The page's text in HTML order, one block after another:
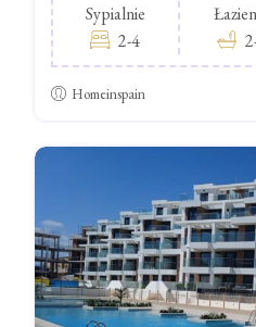
Sypialnie
2-4
Homeinspain